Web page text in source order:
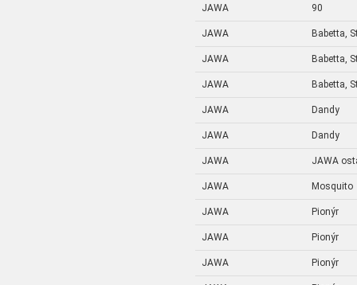
JAWA 90
JAWA Babetta,
JAWA Babetta,
JAWA Babetta,
JAWA Dandy
JAWA Dandy
JAWA JAWA
JAWA Mosquito
JAWA Pionýr
JAWA Pionýr
JAWA Pionýr